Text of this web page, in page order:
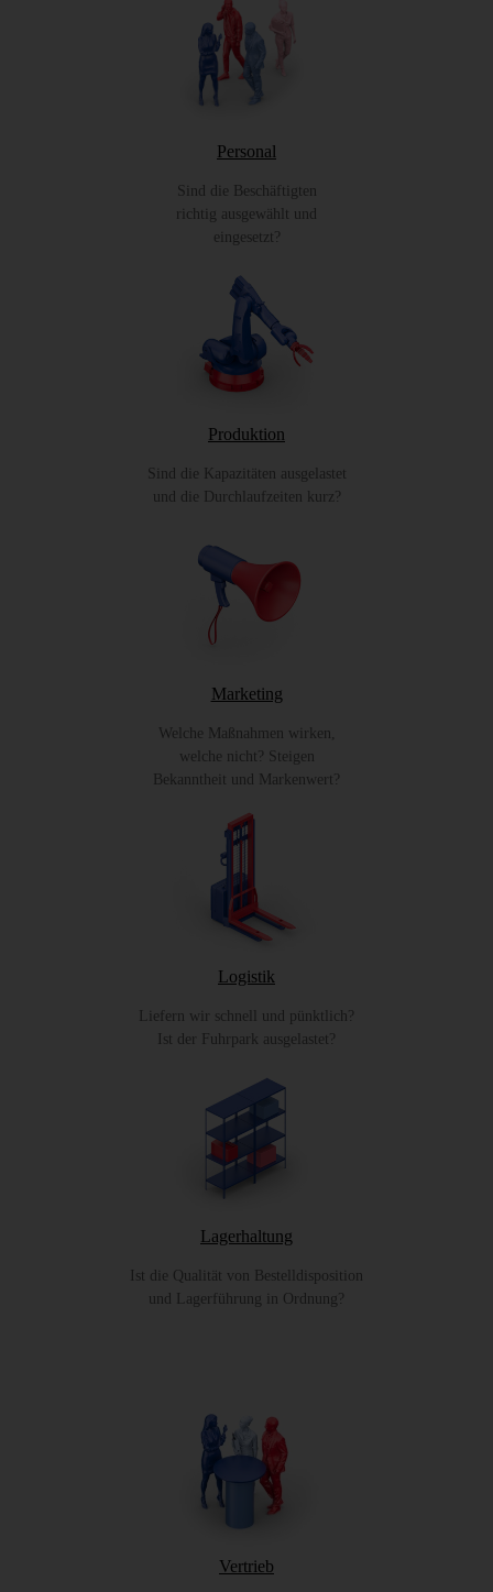
Personal
Sind die Beschäftigten
richtig ausgewählt und
eingesetzt?
Produktion
Sind die Kapazitäten ausgelastet
und die Durchlaufzeiten kurz?
Marketing
Welche Maßnahmen wirken,
welche nicht? Steigen
Bekanntheit und Markenwert?
Logistik
Liefern wir schnell und pünktlich?
Ist der Fuhrpark ausgelastet?
Lagerhaltung
Ist die Qualität von Bestelldisposition
und Lagerführung in Ordnung?
Vertrieb